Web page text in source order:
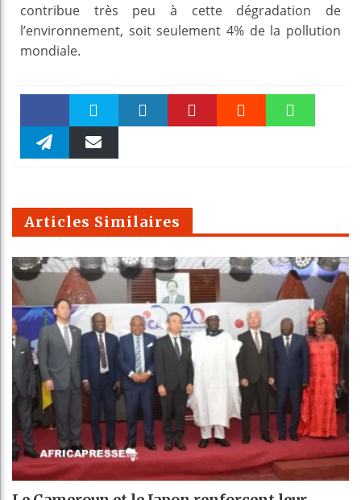
contribue très peu à cette dégradation de
l’environnement, soit seulement 4% de la pollution
mondiale.
Faceboo Twitter
m
Articles Similaires